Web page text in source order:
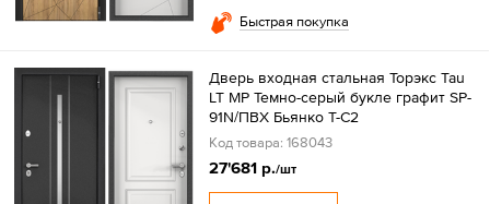
Быстрая покупка
Дверь входная стальная Торэкс Tau
LT MP Темно-серый букле графит SP-
91N/ПВХ Бьянко Т-С2
Код товара: 168043
27'681 р./шт